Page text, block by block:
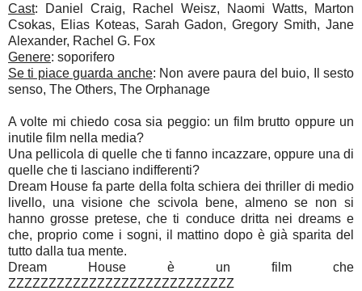
Cast: Daniel Craig, Rachel Weisz, Naomi Watts, Marton
Csokas, Elias Koteas, Sarah Gadon, Gregory Smith, Jane
Alexander, Rachel G. Fox
Genere: soporifero
Se ti piace guarda anche: Non avere paura del buio, Il sesto
senso, The Others, The Orphanage
A volte mi chiedo cosa sia peggio: un film brutto oppure un
inutile film nella media?
Una pellicola di quelle che ti fanno incazzare, oppure una di
quelle che ti lasciano indifferenti?
Dream House fa parte della folta schiera dei thriller di medio
livello, una visione che scivola bene, almeno se non si
hanno grosse pretese, che ti conduce dritta nei dreams e
che, proprio come i sogni, il mattino dopo è già sparita del
tutto dalla tua mente.
Dream House è un film che
ZZZZZZZZZZZZZZZZZZZZZZZZZZZZ